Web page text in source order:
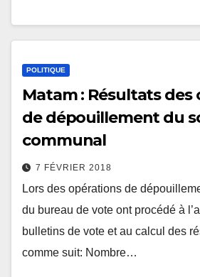
POLITIQUE
Matam : Résultats des
de dépouillement du
communal
7 FÉVRIER 2018
Lors des opérations de
du bureau de vote ont procédé à
bulletins de vote et au calcul des
comme suit: Nombre…